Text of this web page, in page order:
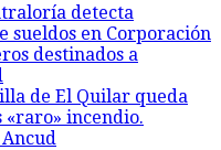
detecta
sueldos en Corporación
destinados a
de El Quilar queda
«raro» incendio.
Ancud